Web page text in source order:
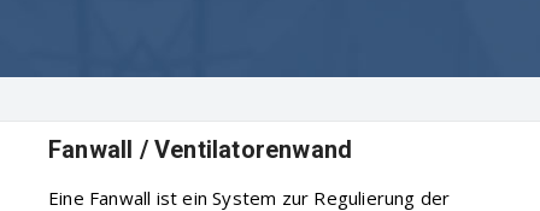
Fanwall / Ventilatorenwand
Eine Fanwall ist ein System zur Regulierung der